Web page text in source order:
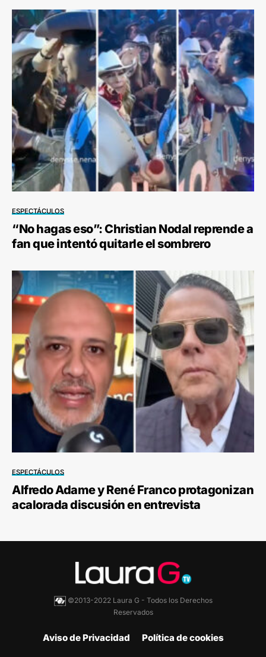
ESPECTÁCULOS
“No hagas eso”: Christian Nodal reprende a
fan que intentó quitarle el sombrero
ESPECTÁCULOS
Alfredo Adame y René Franco protagonizan
acalorada discusión en entrevista
©2013-2022 Laura G - Todos los Derechos
Reservados
Aviso de Privacidad Política de cookies